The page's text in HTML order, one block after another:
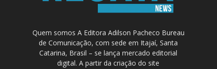
Quem somos A Editora Adilson Pacheco Bureau
de Comunicação, com sede em Itajaí, Santa
Catarina, Brasil – se lança mercado editorial
digital. A partir da criação do site